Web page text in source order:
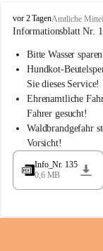
B
u
h
a
d
l
a
vor 2 TagenAmtliche
Informationsblatt Nr.
Bitte Wasser
Hundkot-
Sie dieses Service!
Ehrenamtliche
Fahrer gesucht!
Waldbrandgefahr
Vorsicht!
Info_Nr. 135
0,6 MB